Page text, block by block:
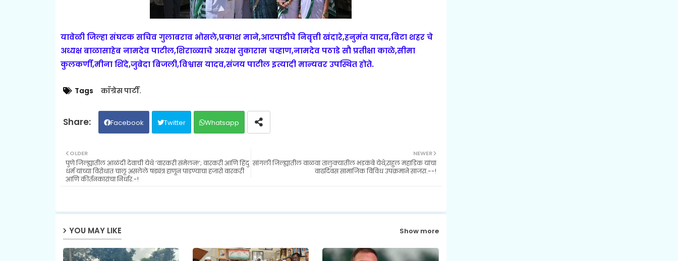
यावेळी जिल्हा संघटक सचिव गुलाबराव भोसले,प्रकाश माने,आटपाडीचे निवृत्ती खंदारे,हनुमंत यादव,विटा शहर चे
अध्यक्ष बाळासाहेब नामदेव पाटील,शिराळ्याचे अध्यक्ष तुकाराम चव्हाण,नामदेव पठाडे सौ प्रतीक्षा काळे,सीमा
कुलकर्णी,मीना शिंदे,जुबेदा बिजली,विश्वास यादव,संजय पाटील इत्यादी मान्यवर उपस्थित होते.
Tags काँग्रेस पार्टी.
Facebook Twitter Whatsapp
NEWER
सांगली जिल्ह्यातील वाळवा तालुक्यातील भडकंबे येथे,राहुल महाडिक यांचा
वाढदिवस सामाजिक विविध उपक्रमाने साजरा.--!
OLDER
पुणे जिल्ह्यातील आळंदी देवाची येथे ‘वारकरी संमेलन!’; वारकरी आणि हिंदु
धर्म यांच्या विरोधात चालू असलेले षड्यंत्र हाणून पाडण्याचा हजारो वारकरी
आणि कीर्तनकारांचा निर्धार.-!
YOU MAY LIKE Show more